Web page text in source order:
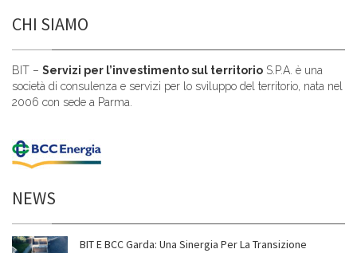
CHI SIAMO
BIT – Servizi per l’investimento sul territorio S.P.A. è una
società di consulenza e servizi per lo sviluppo del territorio, nata nel
2006 con sede a Parma.
NEWS
BIT E BCC Garda: Una Sinergia Per La Transizione